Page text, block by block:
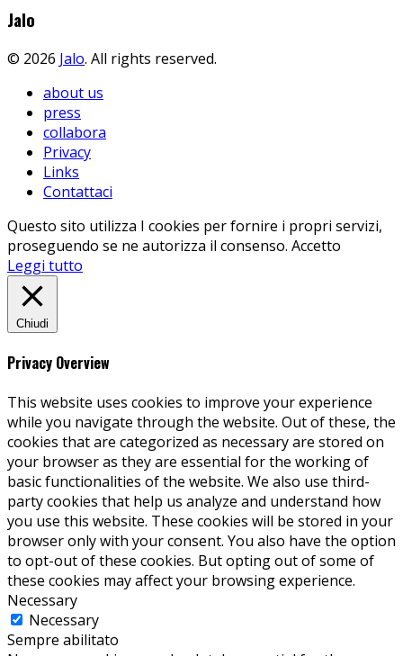
Jalo
© 2026 Jalo. All rights reserved.
about us
press
collabora
Privacy
Links
Contattaci
Questo sito utilizza I cookies per fornire i propri servizi,
proseguendo se ne autorizza il consenso. Accetto
Leggi tutto
Chiudi
Privacy Overview
This website uses cookies to improve your experience
while you navigate through the website. Out of these, the
cookies that are categorized as necessary are stored on
your browser as they are essential for the working of
basic functionalities of the website. We also use third-
party cookies that help us analyze and understand how
you use this website. These cookies will be stored in your
browser only with your consent. You also have the option
to opt-out of these cookies. But opting out of some of
these cookies may affect your browsing experience.
Necessary
Necessary
Sempre abilitato